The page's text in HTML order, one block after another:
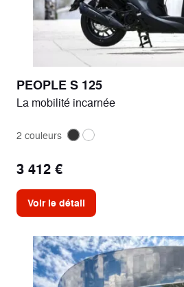
PEOPLE S 125
La mobilité incarnée
2 couleurs
3 412 €
Voir le détail